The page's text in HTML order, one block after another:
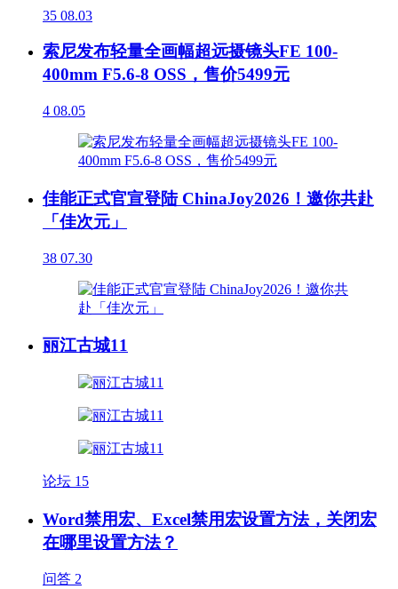
35 08.03
索尼发布轻量全画幅超远摄镜头FE 100-
400mm F5.6-8 OSS，售价5499元
4 08.05
佳能正式官宣登陆 ChinaJoy2026！邀你共赴
「佳次元」
38 07.30
丽江古城11
论坛 15
Word禁用宏、Excel禁用宏设置方法，关闭宏
在哪里设置方法？
问答 2